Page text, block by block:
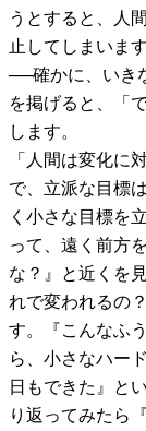
うとすると、人
止してしまいます
──確かに、いき
を掲げると、「
します。
「人間は変化に
で、立派な目標
く小さな目標を
って、遠く前方
な？』と近くを
れで変われるの
す。『こんなふ
ら、小さなハー
日もできた』と
り返ってみたら